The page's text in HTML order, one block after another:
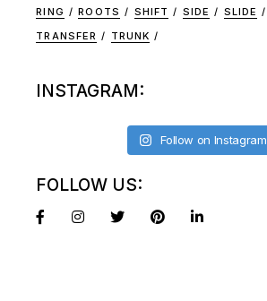
RING
ROOTS SHIFT SIDE SLIDE
TRANSFER
TRUNK
INSTAGRAM:
Follow on Instagram
FOLLOW US: